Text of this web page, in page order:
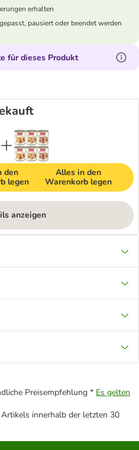
erhalten
pausiert oder beendet werden
für dieses Produkt
den
legen
Alles in den
Warenkorb legen
anzeigen
Preisempfehlung * Es gelten
innerhalb der letzten 30